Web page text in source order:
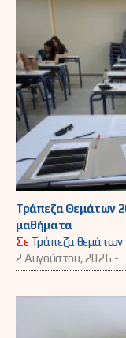
Τράπεζα Θεμάτων
μαθήματα
ΣεΤράπεζα θεμάτων
2 Αυγούστου, 2026 -